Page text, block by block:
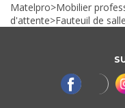
Matelpro>Mobilier
d'attente>Fauteuil de